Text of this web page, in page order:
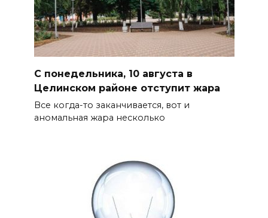
С понедельника, 10 августа в
Целинском районе отступит жара
Все когда-то заканчивается, вот и
аномальная жара несколько